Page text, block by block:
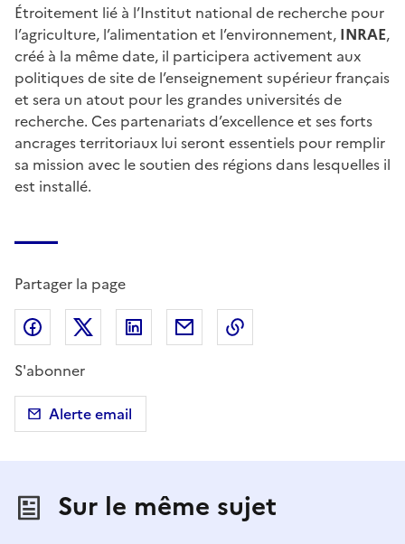
Étroitement lié à l’Institut national de recherche pour
l’agriculture, l’alimentation et l’environnement, INRAE,
créé à la même date, il participera activement aux
politiques de site de l’enseignement supérieur français
et sera un atout pour les grandes universités de
recherche. Ces partenariats d’excellence et ses forts
ancrages territoriaux lui seront essentiels pour remplir
sa mission avec le soutien des régions dans lesquelles il
est installé.
Partager la page
Partager sur Facebook
Partager sur X (anciennement Twitter)
Partager sur LinkedIn
Partager par email
S'abonner
Alerte email
Sur le même sujet